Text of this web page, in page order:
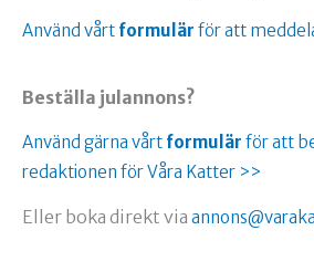
Använd vårt formulär för att
Beställa julannons?
Använd gärna vårt formulär för att
redaktionen för Våra Katter >>
Eller boka direkt via